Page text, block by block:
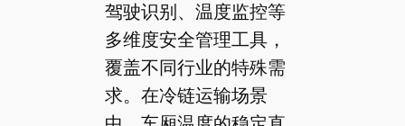
驾驶识别、温度监控等
多维度安全管理工具，
覆盖不同行业的特殊需
求。在冷链运输场景